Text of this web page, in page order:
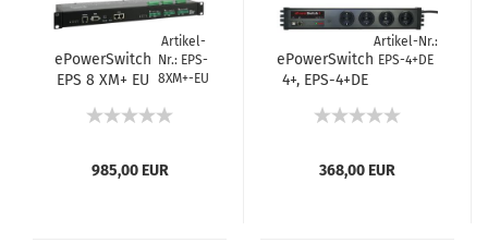
ePowerSwitch
EPS 8 XM+ EU
Artikel-
Nr.: EPS-
8XM+-EU
985,00 EUR
ePowerSwitch
4+, EPS-4+DE
Artikel-Nr.:
EPS-4+DE
368,00 EUR